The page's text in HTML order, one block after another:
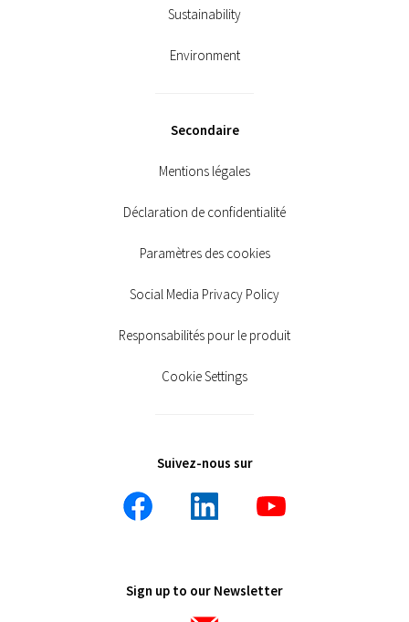
Sustainability
Environment
Secondaire
Mentions légales
Déclaration de confidentialité
Paramètres des cookies
Social Media Privacy Policy
Responsabilités pour le produit
Cookie Settings
Suivez-nous sur
Sign up to our Newsletter